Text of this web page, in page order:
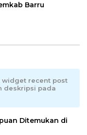
Barru
widget recent post
deskripsi pada
Ditemukan di